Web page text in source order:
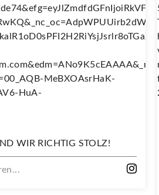
WIR RICHTIG STOLZ!